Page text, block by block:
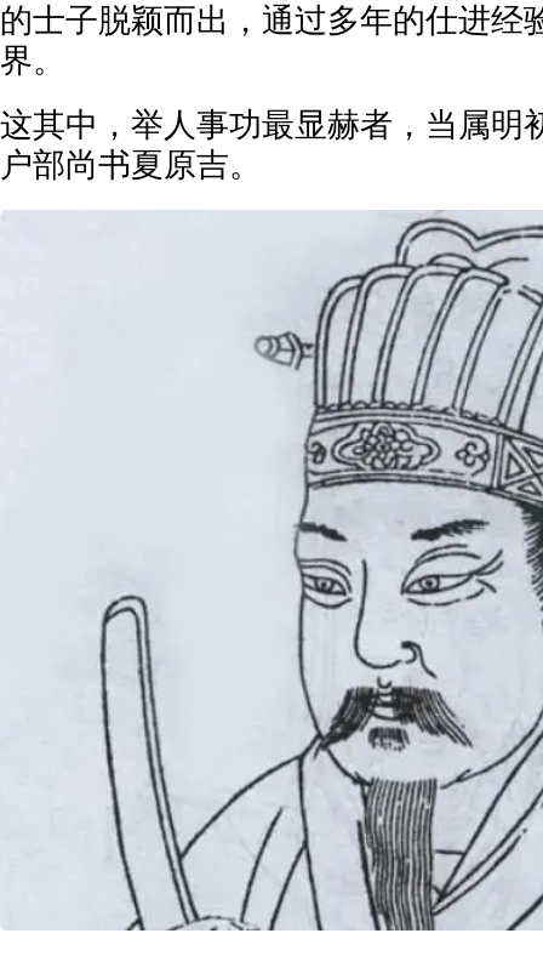
的士子脱颖而出，通过多年的仕进经
界。
这其中，举人事功最显赫者，当属明
户部尚书夏原吉。